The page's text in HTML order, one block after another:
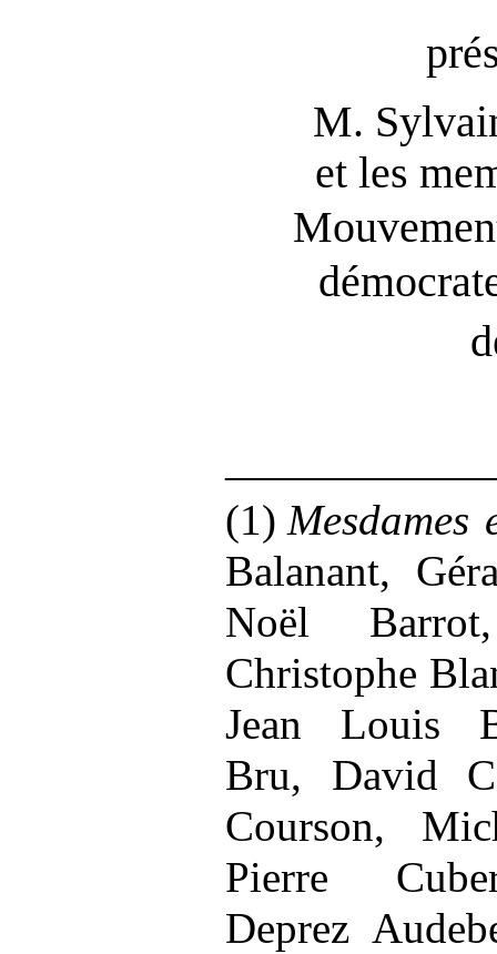
M.
et les
(1) Mesdames
Balanant,
Noël
Christophe
Jean Louis
Bru, David
Courson,
Pierre
Deprez